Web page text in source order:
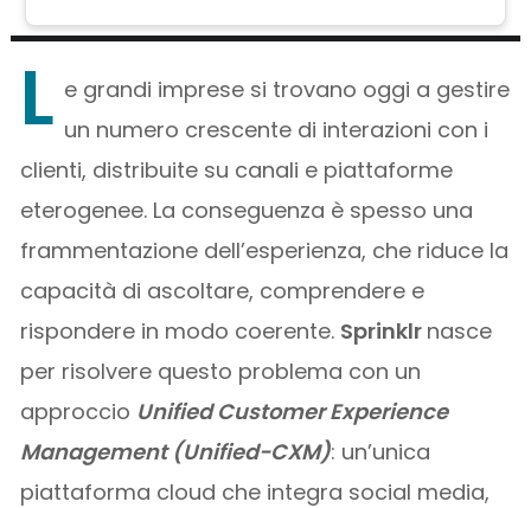
L e grandi imprese si trovano oggi a gestire
un numero crescente di interazioni con i
clienti, distribuite su canali e piattaforme
eterogenee. La conseguenza è spesso una
frammentazione dell’esperienza, che riduce la
capacità di ascoltare, comprendere e
rispondere in modo coerente. Sprinklr nasce
per risolvere questo problema con un
approccio Unified Customer Experience
Management (Unified-CXM): un’unica
piattaforma cloud che integra social media,